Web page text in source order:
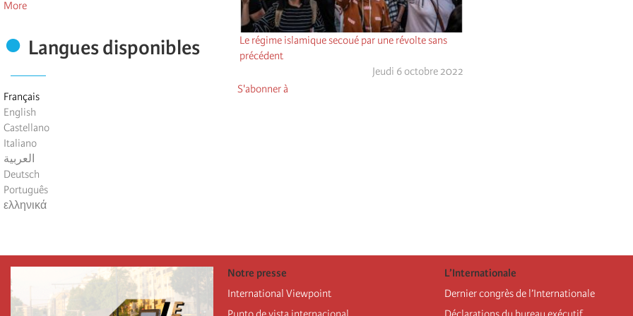
More
Langues disponibles
Français
English
Castellano
Italiano
العربية
Deutsch
Português
ελληνικά
Le régime islamique secoué par une révolte sans
précédent
Jeudi 6 octobre 2022
S'abonner à
Notre presse
International Viewpoint
L’Internationale
Dernier congrès de l’Internationale